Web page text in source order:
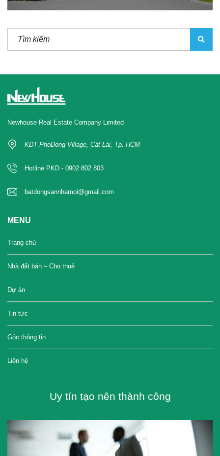
Newhouse Real Estate Company Limited
KĐT PhoDong Village, Cát Lái, Tp. HCM
Hotline PKD - 0902.802.803
batdongsannhamoi@gmail.com
MENU
Trang chủ
Nhà đất bán – Cho thuê
Dự án
Tin tức
Góc thông tin
Liên hệ
Uy tín tạo nên thành công